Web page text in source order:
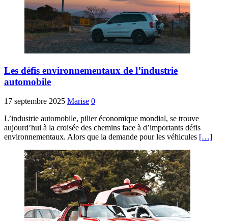
Les défis environnementaux de l’industrie
automobile
17 septembre 2025 Marise 0
L’industrie automobile, pilier économique mondial, se trouve
aujourd’hui à la croisée des chemins face à d’importants défis
environnementaux. Alors que la demande pour les véhicules […]